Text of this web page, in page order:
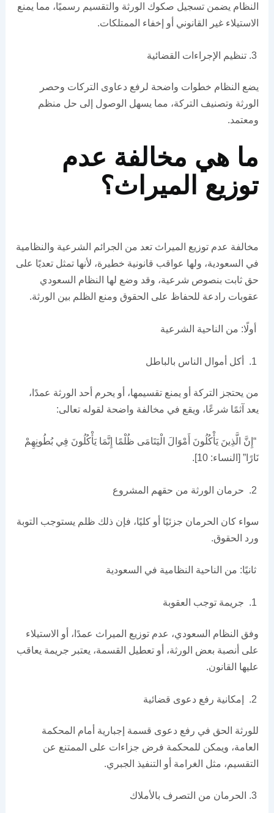
النظام يضمن تسجيل صكوك الورثة والتقسيم رسميًا، مما يمنع
الاستيلاء غير القانوني أو إخفاء الممتلكات.
تنظيم الإجراءات القضائية
يضع النظام خطوات واضحة لرفع دعاوى التركات وحصر
الورثة وتصنيف التركة، مما يسهل الوصول إلى حل منظم
ومعتمد.
ما هي مخالفة عدم
توزيع الميراث؟
مخالفة عدم توزيع الميراث تعد من الجرائم الشرعية والنظامية
في السعودية، ولها عواقب قانونية خطيرة، لأنها تمثل تعديًا على
حق ثابت بنصوص شرعية، وقد وضع لها النظام السعودي
عقوبات رادعة للحفاظ على الحقوق ومنع الظلم بين الورثة.
أولًا: من الناحية الشرعية
أكل أموال الناس بالباطل
من يحتجز التركة أو يمنع تقسيمها، أو يحرم أحد الورثة عمدًا،
يعد آثمًا شرعًا، ويقع في مخالفة واضحة لقوله تعالى:
“إِنَّ الَّذِينَ يَأْكُلُونَ أَمْوَالَ الْيَتَامَى ظُلْمًا إِنَّمَا يَأْكُلُونَ فِي بُطُونِهِمْ
نَارًا” [النساء: 10].
حرمان الورثة من حقهم المشروع
سواء كان الحرمان جزئيًا أو كليًا، فإن ذلك ظلم يستوجب التوبة
ورد الحقوق.
ثانيًا: من الناحية النظامية في السعودية
جريمة توجب العقوبة
وفق النظام السعودي، عدم توزيع الميراث عمدًا، أو الاستيلاء
على أنصبة بعض الورثة، أو تعطيل القسمة، يعتبر جريمة يعاقب
عليها القانون.
إمكانية رفع دعوى قضائية
للورثة الحق في رفع دعوى قسمة إجبارية أمام المحكمة
العامة، ويمكن للمحكمة فرض جزاءات على الممتنع عن
التقسيم، مثل الغرامة أو التنفيذ الجبري.
الحرمان من التصرف بالأملاك